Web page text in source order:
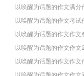
以唤醒为话题的作文满分
以唤醒为话题的作文考试
以唤醒为话题的作文作文
以唤醒为话题的作文作文
以唤醒为话题的作文作文